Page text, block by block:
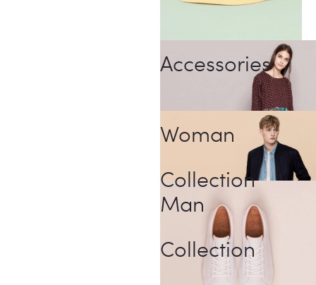
Accessories
Woman
Collection
Man
Collection